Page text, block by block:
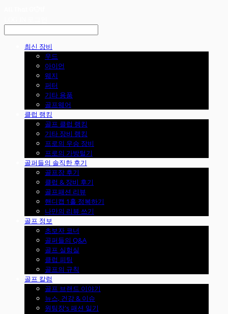
최신 장비
우드
아이언
웨지
퍼터
기타 용품
골프웨어
클럽 랭킹
골프 클럽 랭킹
기타 장비 랭킹
프로의 우승 장비
프로의 가방털기
골퍼들의 솔직한 후기
골프장 후기
클럽 & 장비 후기
골프패션 리뷰
핸디캡 1홀 정복하기
나만의 리뷰 쓰기
골프 정보
초보자 코너
골퍼들의 Q&A
골프 실험실
클럽 피팅
골프의 규칙
골프 칼럼
골프 브랜드 이야기
뉴스, 건강 & 이슈
원팀장's 패션 일기